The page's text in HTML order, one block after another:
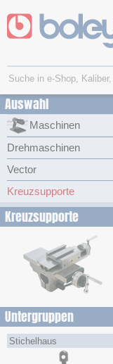
Auswahl
Maschinen
Drehmaschinen
Vector
Kreuzsupporte
Kreuzsupporte
Untergruppen
Stichelhaus